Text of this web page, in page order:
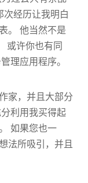
次经历让我明白
。 他当然不是
或许你也有同
理应用程序。
家，并且大部分
利用我买得起
如果您也一
法所吸引，并且